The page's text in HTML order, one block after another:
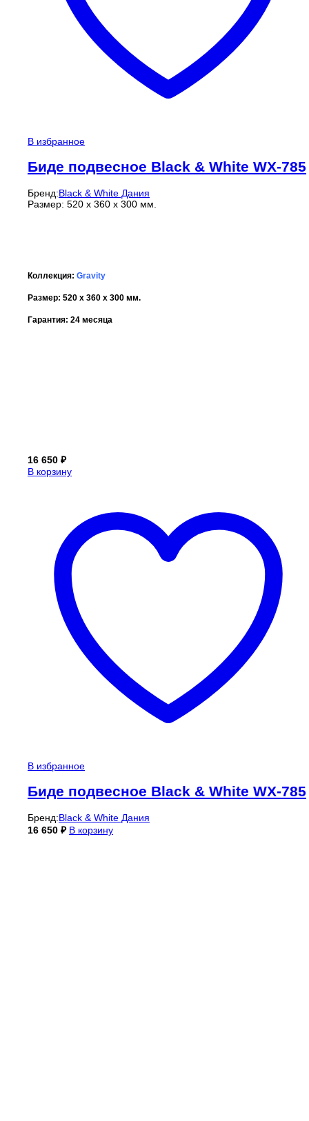
В избранное
Биде подвесное Black & White WX-785
Бренд:Black & White Дания
Размер: 520 x 360 x 300 мм.
Коллекция: Gravity
Размер: 520 x 360 x 300 мм.
Гарантия: 24 месяца
16 650 ₽
В корзину
В избранное
Биде подвесное Black & White WX-785
Бренд:Black & White Дания
16 650 ₽ В корзину